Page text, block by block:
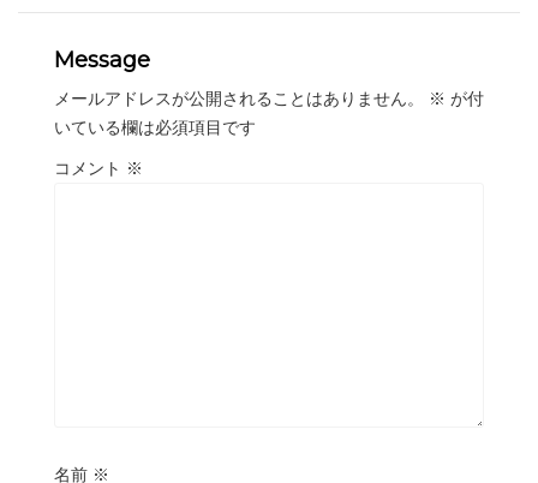
Message
メールアドレスが公開されることはありません。 ※ が付
いている欄は必須項目です
コメント ※
名前 ※